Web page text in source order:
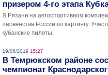
призером 4-го этапа
В Рязани на автоспортивном
первенства России по картингу.
кубанские пилоты.
19/06/2019 15:27
В Темрюкском районе
чемпионат